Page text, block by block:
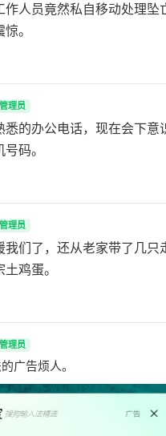
作人员竟然私自移动处理坠
。
管理员
悉的办公电话，现在会下意
码。
管理员
我们了，还从老家带了几只
鸡蛋。
管理员
广告烦人。